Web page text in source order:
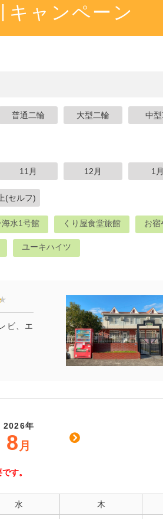
キャンペーン
普通二輪 大型二輪 中
11月 12月 1月
(セルフ)
水1号館 くり屋食堂旅館 お宿
ユーキハイツ
ビ、エ
2026年
8 月
す。
水 木